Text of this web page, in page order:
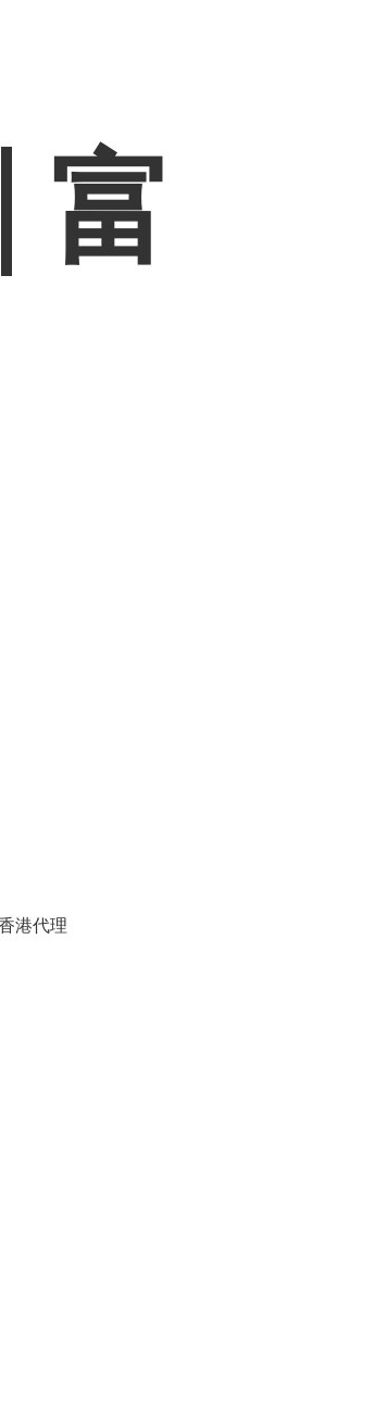
富
港代理